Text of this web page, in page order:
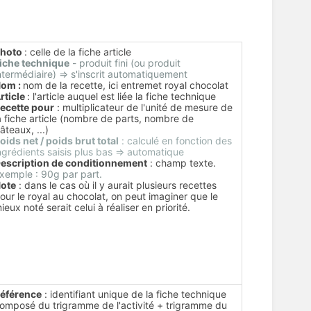
: celle de la fiche article
technique - produit fini (ou produit
=> s'inscrit automatiquement
: nom de la recette, ici entremet royal chocolat
: l'article auquel est liée la fiche technique
pour : multiplicateur de l'unité de mesure de
fiche article (nombre de parts, nombre de
...)
net / poids brut total : calculé en fonction des
saisis plus bas => automatique
de conditionnement : champ texte.
: 90g par part.
: dans le cas où il y aurait plusieurs recettes
le royal au chocolat, on peut imaginer que le
noté serait celui à réaliser en priorité.
: identifiant unique de la fiche technique
du trigramme de l'activité + trigramme du